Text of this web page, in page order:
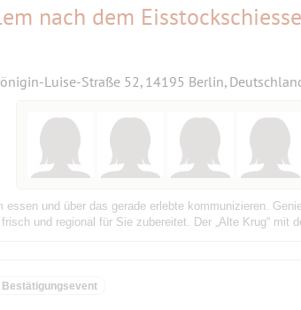
nach dem
Luise-Straße 52, 14195 Berlin,
und über das gerade erlebte kommunizieren.
und regional für Sie zubereitet. Der „Alte Krug“ mit
Bestätigungsevent